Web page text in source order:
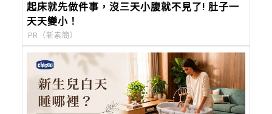
起床就先做件事，沒三天小腹就不見了! 肚子一
天天變小！
PR（新素簡）